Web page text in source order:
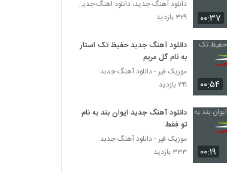
۳۱۷ بازدید
دانلود آهنگ اشک من هویدا شد (موج آتش) از
سعید صداقت
دانلود آهنگ جدید و زیبای پوریا سلیمانی با نام
نمیشه که
۲۸۸ بازدید
۰۰:۳۷
دانلود آهنگ جدید، دانلود اهنگ جدید ایرانی
۳۲۹ بازدید
۰۰:۵۴
دانلود آهنگ جدید حفیظ تک استار
به نام گل مریم
موزیک قیر - دانلود آهنگ جدبد
۲۹۹ بازدید
۰۰:۱۹
دانلود آهنگ جدید ایوان بند به نام
تو فقط
موزیک قیر - دانلود آهنگ جدبد
۳۳۳ بازدید